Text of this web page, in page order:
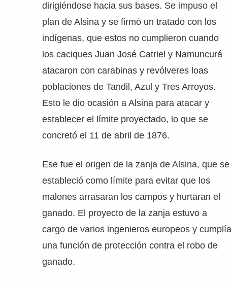
dirigiéndose hacia sus bases. Se impuso el
plan de Alsina y se firmó un tratado con los
indígenas, que estos no cumplieron cuando
los caciques Juan José Catriel y Namuncurá
atacaron con carabinas y revólveres loas
poblaciones de Tandil, Azul y Tres Arroyos.
Esto le dio ocasión a Alsina para atacar y
establecer el límite proyectado, lo que se
concretó el 11 de abril de 1876.
Ese fue el origen de la zanja de Alsina, que se
estableció como límite para evitar que los
malones arrasaran los campos y hurtaran el
ganado. El proyecto de la zanja estuvo a
cargo de varios ingenieros europeos y cumplía
una función de protección contra el robo de
ganado.